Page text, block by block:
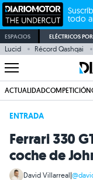
todo
ESPACIOS ELÉCTRICOS POR
Lucid Récord Qashqai
ACTUALIDADCOMPETICIÓN
ENTRADA
Ferrari 330
coche de
David Villarreal|